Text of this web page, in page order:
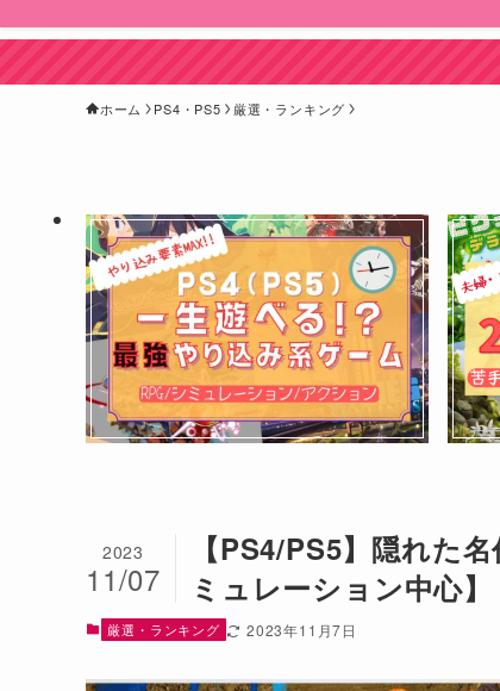
ホーム PS4・PS5 厳選・ランキング
【PS4/PS5】隠れた
ミュレーション中心】
2023
11/07
厳選・ランキング 2023年11月7日